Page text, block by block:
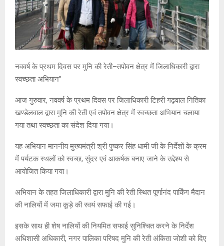
नववर्ष के प्रथम दिवस पर मुनि की रेती–तपोवन क्षेत्र में जिलाधिकारी द्वारा
स्वच्छता अभियान”
आज गुरुवार, नववर्ष के प्रथम दिवस पर जिलाधिकारी टिहरी गढ़वाल नितिका
खण्डेलवाल द्वारा मुनि की रेती एवं तपोवन क्षेत्र में स्वच्छता अभियान चलाया
गया तथा स्वच्छता का संदेश दिया गया।
यह अभियान माननीय मुख्यमंत्री श्री पुष्कर सिंह धामी जी के निर्देशों के क्रम
में पर्यटक स्थलों को स्वच्छ, सुंदर एवं आकर्षक बनाए जाने के उद्देश्य से
आयोजित किया गया।
अभियान के तहत जिलाधिकारी द्वारा मुनि की रेती स्थित पूर्णानंद पार्किंग मैदान
की नालियों में जमा कूड़े की स्वयं सफाई की गई।
इसके साथ ही शेष नालियों की नियमित सफाई सुनिश्चित करने के निर्देश
अधिशासी अधिकारी, नगर पालिका परिषद मुनि की रेती अंकिता जोशी को दिए